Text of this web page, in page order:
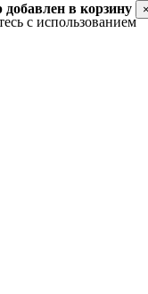
с использованием
добавлен в корзину